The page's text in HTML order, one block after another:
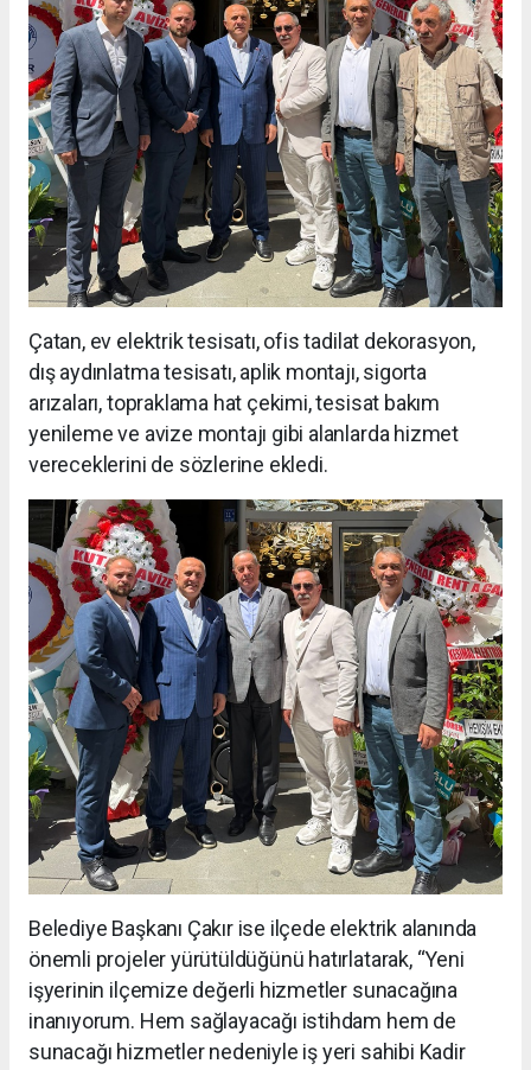
Çatan, ev elektrik tesisatı, ofis tadilat dekorasyon,
dış aydınlatma tesisatı, aplik montajı, sigorta
arızaları, topraklama hat çekimi, tesisat bakım
yenileme ve avize montajı gibi alanlarda hizmet
vereceklerini de sözlerine ekledi.
Belediye Başkanı Çakır ise ilçede elektrik alanında
önemli projeler yürütüldüğünü hatırlatarak, “Yeni
işyerinin ilçemize değerli hizmetler sunacağına
inanıyorum. Hem sağlayacağı istihdam hem de
sunacağı hizmetler nedeniyle iş yeri sahibi Kadir